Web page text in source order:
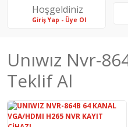
Hoşgeldiniz
Giriş Yap - Üye Ol
Unıwız Nvr-
Teklif Al